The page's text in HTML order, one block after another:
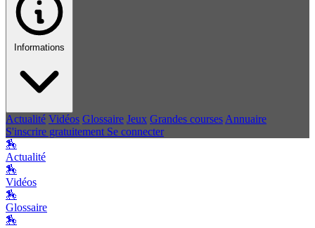
Informations
Actualité Vidéos Glossaire Jeux Grandes courses Annuaire
S'inscrire gratuitement Se connecter
🏇
Actualité
🏇
Vidéos
🏇
Glossaire
🏇